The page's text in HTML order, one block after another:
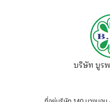
บริษัท บูร